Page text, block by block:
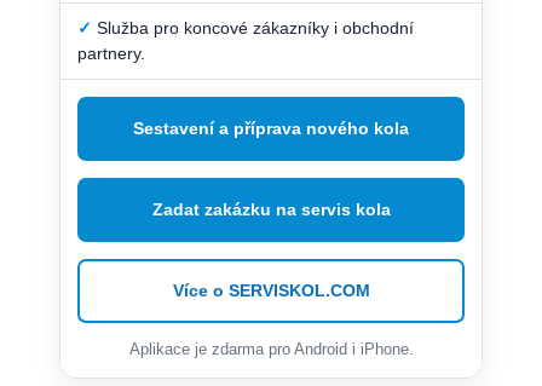
✓ Služba pro koncové zákazníky i obchodní
partnery.
Sestavení a příprava nového kola
Zadat zakázku na servis kola
Více o SERVISKOL.COM
Aplikace je zdarma pro Android i iPhone.